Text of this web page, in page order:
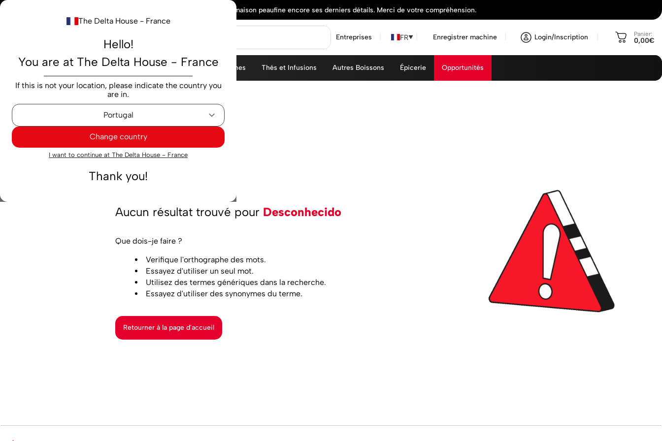
The Delta House - France
Hello!
You are at The Delta House - France
If this is not your location, please indicate the country you
are in.
Change country
I want to continue at The Delta House - France
Thank you!
Notre nouvelle maison peaufine encore ses derniers détails. Merci de votre compréhension.
Entreprises FR▼ Enregistrer machine Login/Inscription Panier:
0,00€
Produits Marques Cafés Capsules Machines Thés et Infusions Autres Boissons Épicerie Opportunités
Ooops...
Aucun résultat trouvé pour Desconhecido
Que dois-je faire ?
Verifique l'orthographe des mots.
Essayez d'utiliser un seul mot.
Utilisez des termes génériques dans la recherche.
Essayez d'utiliser des synonymes du terme.
Retourner à la page d'accueil